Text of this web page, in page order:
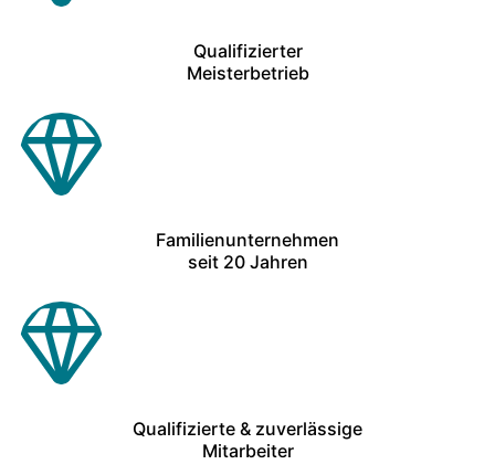
Qualifizierter
Meisterbetrieb
Familienunternehmen
seit 20 Jahren
Qualifizierte & zuverlässige
Mitarbeiter